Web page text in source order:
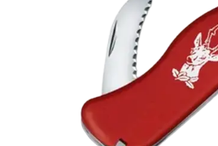
Авторизация
Каталог
Мужские часы